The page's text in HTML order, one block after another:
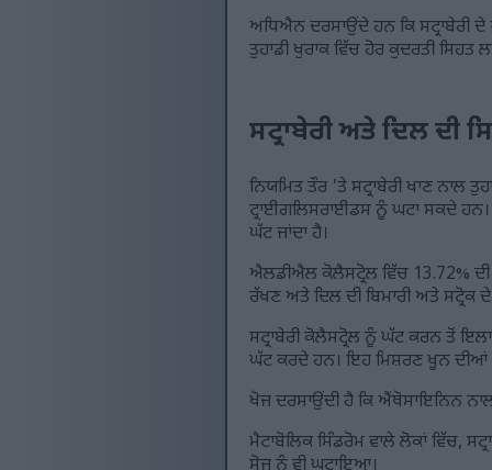
ਅਧਿਐਨ ਦਰਸਾਉਂਦੇ ਹਨ ਕਿ ਸਟ੍ਰਾਬੇਰੀ
ਤੁਹਾਡੀ ਖੁਰਾਕ ਵਿੱਚ ਹੋਰ ਕੁਦਰਤੀ ਸਿਹਤ
ਸਟ੍ਰਾਬੇਰੀ ਅਤੇ ਦਿਲ ਦੀ
ਨਿਯਮਿਤ ਤੌਰ 'ਤੇ ਸਟ੍ਰਾਬੇਰੀ ਖਾਣ ਨਾਲ
ਟ੍ਰਾਈਗਲਿਸਰਾਈਡਸ ਨੂੰ ਘਟਾ ਸਕਦੇ
ਘੱਟ ਜਾਂਦਾ ਹੈ।
ਐਲਡੀਐਲ ਕੋਲੈਸਟ੍ਰੋਲ ਵਿੱਚ 13.72%
ਰੱਖਣ ਅਤੇ ਦਿਲ ਦੀ ਬਿਮਾਰੀ ਅਤੇ
ਸਟ੍ਰਾਬੇਰੀ ਕੋਲੈਸਟ੍ਰੋਲ ਨੂੰ ਘੱਟ ਕਰਨ ਤੋਂ
ਘੱਟ ਕਰਦੇ ਹਨ। ਇਹ ਮਿਸ਼ਰਣ ਖੂਨ ਦੀਆਂ
ਖੋਜ ਦਰਸਾਉਂਦੀ ਹੈ ਕਿ ਐਂਥੋਸਾਇਨਿਨ
ਮੈਟਾਬੋਲਿਕ ਸਿੰਡਰੋਮ ਵਾਲੇ ਲੋਕਾਂ ਵਿੱਚ,